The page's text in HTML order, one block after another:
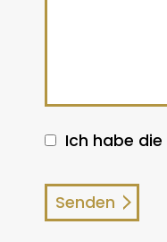
Ich habe die